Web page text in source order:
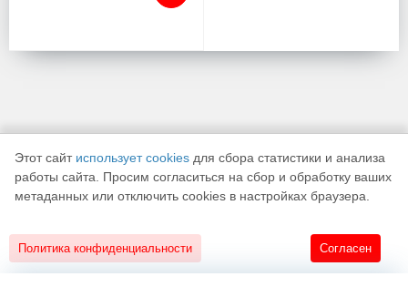
К началу страницы
18+
Этот сайт использует cookies для сбора статистики и анализа
работы сайта. Просим согласиться на сбор и обработку ваших
метаданных или отключить cookies в настройках браузера.
Политика конфиденциальности Согласен